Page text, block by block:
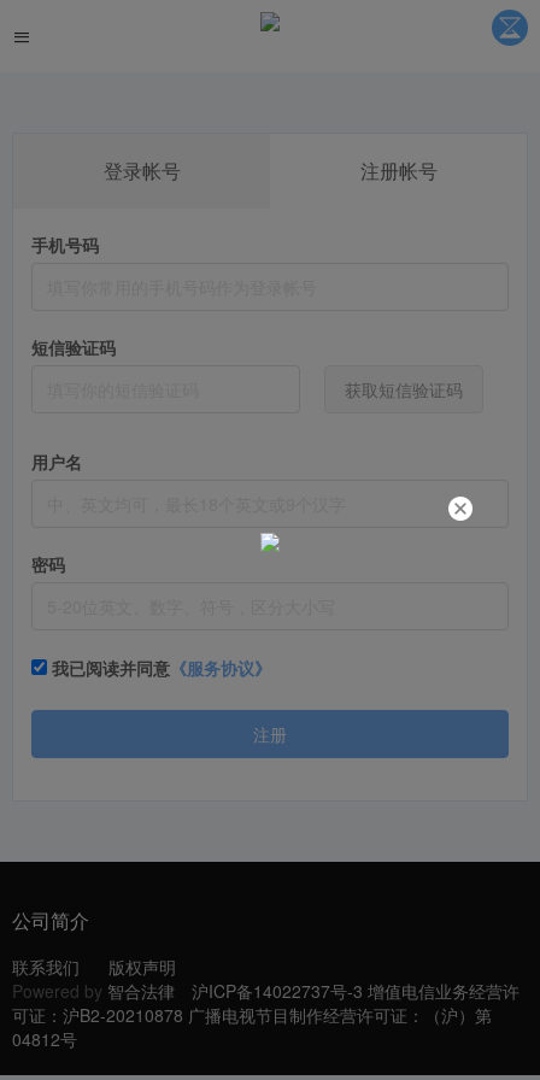
登录帐号 注册帐号
手机号码
短信验证码
获取短信验证码
用户名
密码
我已阅读并同意 《服务协议》
注册
公司简介
联系我们
版权声明
Powered by 智合法律
沪ICP备14022737号-3 增值电信业务经营许
可证：沪B2-20210878 广播电视节目制作经营许可证：（沪）第
04812号